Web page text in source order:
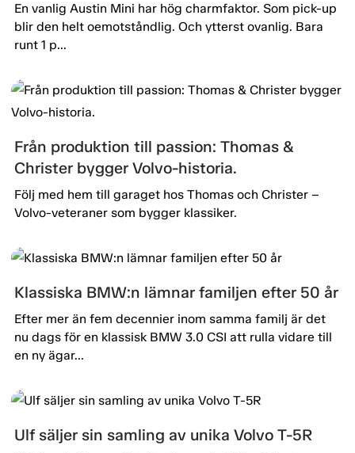
En vanlig Austin Mini har hög charmfaktor. Som pick-up
blir den helt oemotståndlig. Och ytterst ovanlig. Bara
runt 1 p...
Från produktion till passion: Thomas &
Christer bygger Volvo-historia.
Följ med hem till garaget hos Thomas och Christer –
Volvo-veteraner som bygger klassiker.
Klassiska BMW:n lämnar familjen efter 50 år
Efter mer än fem decennier inom samma familj är det
nu dags för en klassisk BMW 3.0 CSI att rulla vidare till
en ny ägar...
Ulf säljer sin samling av unika Volvo T-5R